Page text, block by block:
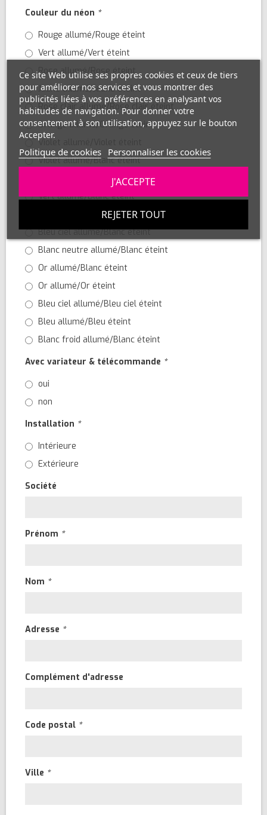
Couleur du néon *
Rouge allumé/Rouge éteint
Vert allumé/Vert éteint
Rose allumé/Rose éteint
Jaune allumé/Jaune éteint
Rose clair allumé/Rose clair éteint
Orange allumé/Orange éteint
Violet allumé/Violet éteint
Violet allumé/Blanc éteint
Saumon allumé/Blanc éteint
Vert allumé/Blanc éteint
Blanc chaud allumé/Blanc éteint
Bleu ciel allumé/Blanc éteint
Blanc neutre allumé/Blanc éteint
Or allumé/Blanc éteint
Or allumé/Or éteint
Bleu ciel allumé/Bleu ciel éteint
Bleu allumé/Bleu éteint
Blanc froid allumé/Blanc éteint
Avec variateur & télécommande *
oui
non
Installation *
Intérieure
Extérieure
Société
Prénom *
Nom *
Adresse *
Complément d'adresse
Code postal *
Ville *
Ce site Web utilise ses propres cookies et ceux de tiers
pour améliorer nos services et vous montrer des
publicités liées à vos préférences en analysant vos
habitudes de navigation. Pour donner votre
consentement à son utilisation, appuyez sur le bouton
Accepter.
Politique de cookies Personnaliser les cookies
REJETER TOUT
J'ACCEPTE